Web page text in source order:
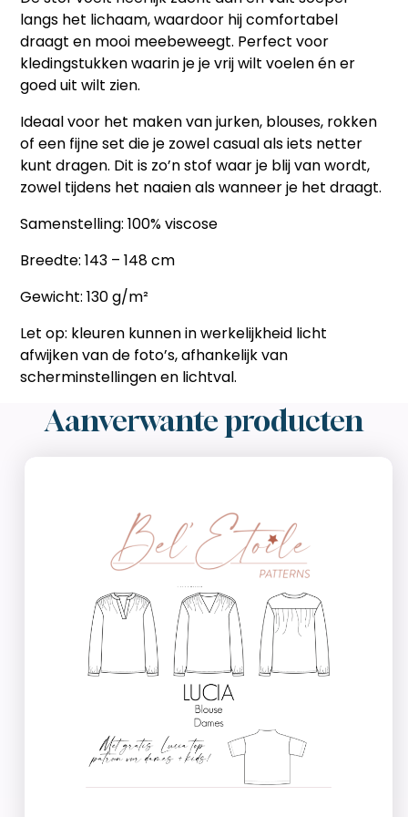
langs het lichaam, waardoor hij comfortabel
draagt en mooi meebeweegt. Perfect voor
kledingstukken waarin je je vrij wilt voelen én er
goed uit wilt zien.
Ideaal voor het maken van jurken, blouses, rokken
of een fijne set die je zowel casual als iets netter
kunt dragen. Dit is zo’n stof waar je blij van wordt,
zowel tijdens het naaien als wanneer je het draagt.
Samenstelling: 100% viscose
Breedte: 143 – 148 cm
Gewicht: 130 g/m²
Let op: kleuren kunnen in werkelijkheid licht
afwijken van de foto’s, afhankelijk van
scherminstellingen en lichtval.
Aanverwante producten